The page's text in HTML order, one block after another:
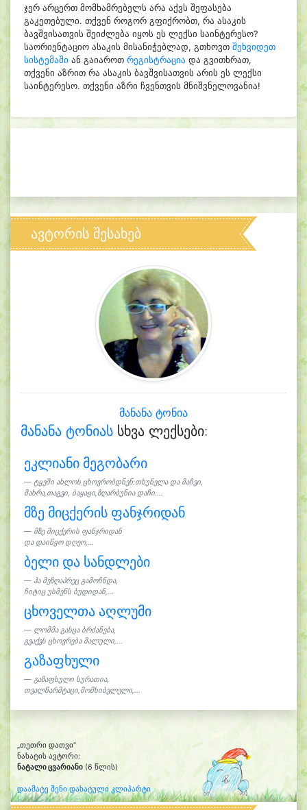
ჯერ არცერთ მომხამრებელს არა აქვს შეფასება
გაკეთებული. თქვენ როგორ გფიქრობთ, რა ასაკის
ბავშვისათვის შეიძლება იყოს ეს ლექსი საინტერესო?
საორიენტაციო ასაკის მისანიჭებლად, გთხოვთ შეხვიდეთ
სისტემაში ან გაიაროთ რეგისტრაცია და გვითხრათ,
თქვენი აზრით რა ასაკის ბავშვისათვის არის ეს ლექსი
საინტერესო. თქვენი აზრი ჩვენთვის მნიშვნელოვანია!
ავტორის შესახებ
მანანა ტონია
მანანა ტონიას სხვა ლექსები:
ეკლიანი მეგობარი
ტყეში ახლოს ცხოვრობდნენ:თხუნელა და მაჩვი,
მახრა,თაგვი, ბაყაყი,ზღარბუნია დაჩი....
მზე მიცქერის ფანჯრიდან
მზე მიცქერის ფანჯრიდან
და დაიწყო დღეო,...
ბელი და სანდლები
ჰა მეზღაპრეც გამოჩნდა,
ჩიტიც უსმენს ბუდიდან,...
ცხოველთა აღლუმი
ლომმა გასცა ბრძანება,
გვაქვს ცხოვრება მალული,...
გაზაფხული
გაზაფხული სურათია,
თვალწარმტაცი,მომხიბვლელი,...
„თეთრი დათვი“
ნახატის ავტორი:
ნატალი ცვარიანი (6 წლის)
დაამატე შენი დახატული კლიპარტი